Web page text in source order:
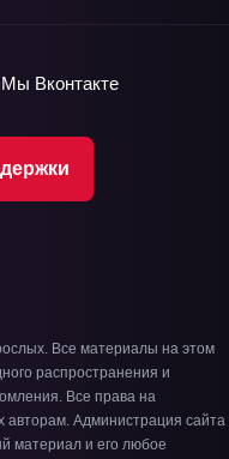
Мы Вконтакте
Все материалы на этом
распространения и
Все права на
Администрация сайта
материал и его любое